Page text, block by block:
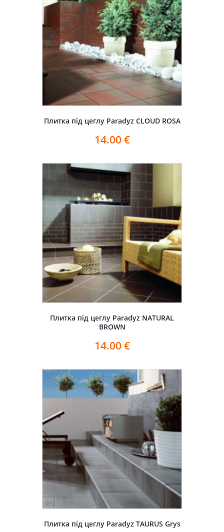
Плитка під цеглу Paradyz CLOUD ROSA
14.00 €
Плитка під цеглу Paradyz NATURAL
BROWN
14.00 €
Плитка під цеглу Paradyz TAURUS Grys